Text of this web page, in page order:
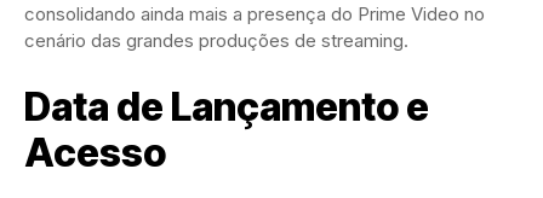
consolidando ainda mais a presença do Prime Video no
cenário das grandes produções de streaming.
Data de Lançamento e
Acesso